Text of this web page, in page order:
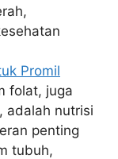
Promil
folat, juga
adalah nutrisi
penting
tubuh,